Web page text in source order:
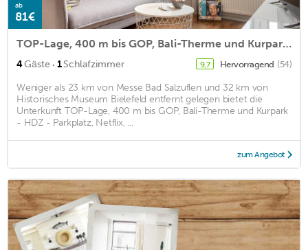
ab
81€
TOP-Lage, 400 m bis GOP, Bali-Therme und Kurpark - HDZ - Parkplatz, Netflix, Disney
4Gäste · 1Schlafzimmer 9,7 Hervorragend (54)
Weniger als 23 km von Messe Bad Salzuflen und 32 km von
Historisches Museum Bielefeld entfernt gelegen bietet die
Unterkunft TOP-Lage, 400 m bis GOP, Bali-Therme und Kurpark
- HDZ - Parkplatz, Netflix, ...
zum Angebot